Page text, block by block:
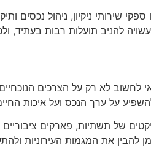
שירותי ניקיון, ניהול נכסים
להניב תועלות רבות בעתיד,
לחשוב לא רק על הצרכים
על ערך הנכס ועל איכות
של תשתיות, פארקים
את המגמות העירוניות